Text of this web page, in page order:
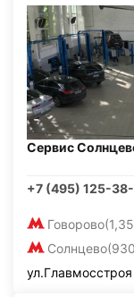
Сервис
+7 (495) 125-
Говорово
Солнцево
ул.Главмосстроя